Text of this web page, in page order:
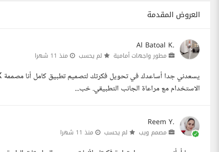
العروض المقدمة
Al Batoal K.
مطور واجهات أمامية لم يحسب منذ 11 شهرا
الاستخدام مع مراعاة الجانب التطبيقي. خب...
Reem Y.
مصمم ويب لم يحسب منذ 11 شهرا